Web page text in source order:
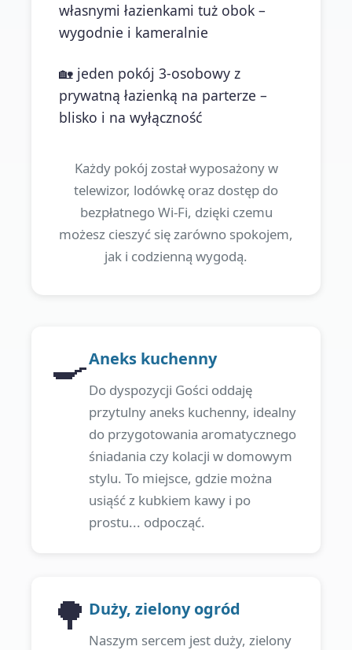
własnymi łazienkami tuż obok –
wygodnie i kameralnie
🏡 jeden pokój 3-osobowy z
prywatną łazienką na parterze –
blisko i na wyłączność
Każdy pokój został wyposażony w
telewizor, lodówkę oraz dostęp do
bezpłatnego Wi-Fi, dzięki czemu
możesz cieszyć się zarówno spokojem,
jak i codzienną wygodą.
🍳Aneks kuchenny
Do dyspozycji Gości oddaję
przytulny aneks kuchenny, idealny
do przygotowania aromatycznego
śniadania czy kolacji w domowym
stylu. To miejsce, gdzie można
usiąść z kubkiem kawy i po
prostu... odpocząć.
🌳 Duży, zielony ogród
Naszym sercem jest duży, zielony